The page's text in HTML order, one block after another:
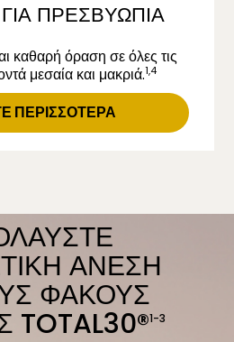
ΓΙΑ ΠΡΕΣΒΥΩΠΙΑ
καθαρή όραση σε όλες τις
μεσαία και μακριά.1,4
ΠΕΡΙΣΣΟΤΕΡΑ
ΑΝΕΣΗ
ΦΑΚΟΥΣ
1-3